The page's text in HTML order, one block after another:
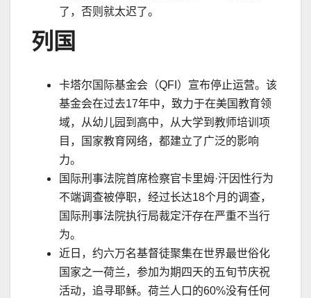
了，否则就太迟了。
列国
卡塔尔国际基金会（QFI ）宣布停止运营。该
基金会在过去17年中，致力于在美国教育领
域，从幼儿园到高中，从大学到教师培训项
目，国家教育网络，都建立了广泛的影响
力。
国际刑事法院首席检察官卡里姆·汗因性行为
不端调查被停职，经过长达18个月的调查，
国际刑事法院执行局裁定汗存在严重不当行
为。
近日，约六万名基督徒聚集在世界最世俗化
国家之一荷兰，参加为期四天的五旬节庆祝
活动，追寻耶稣。荷兰人口的60%没有任何